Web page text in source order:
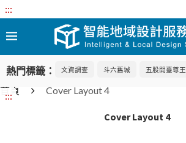
:::
熱門標籤： 文資調查 斗六舊城 五股開臺尊王
:::
首頁 Cover Layout 4
Cover Layout 4